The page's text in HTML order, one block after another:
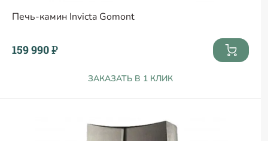
Печь-камин Invicta Gomont
159 990 ₽
ЗАКАЗАТЬ В 1 КЛИК